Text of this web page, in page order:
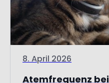
8. April 2026
Atemfrequenz
normal und wie
Erfahre alles über